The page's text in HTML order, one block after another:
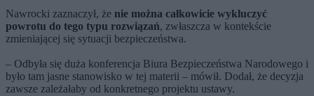
Nawrocki zaznaczył, że nie można całkowicie wykluczyć
powrotu do tego typu rozwiązań, zwłaszcza w kontekście
zmieniającej się sytuacji bezpieczeństwa.
– Odbyła się duża konferencja Biura Bezpieczeństwa Narodowego i
było tam jasne stanowisko w tej materii – mówił. Dodał, że decyzja
zawsze zależałaby od konkretnego projektu ustawy.